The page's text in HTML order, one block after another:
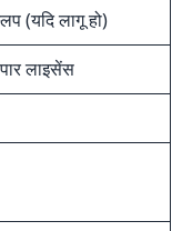
(यदि लागू हो)
लाइसेंस